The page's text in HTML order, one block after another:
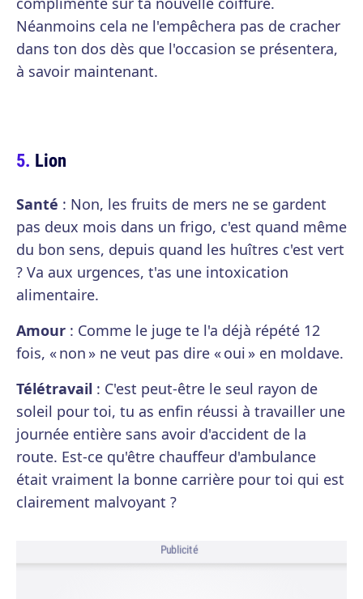
Néanmoins cela ne l'empêchera pas de cracher
dans ton dos dès que l'occasion se présentera,
à savoir maintenant.
Lion
Santé : Non, les fruits de mers ne se gardent
pas deux mois dans un frigo, c'est quand même
du bon sens, depuis quand les huîtres c'est vert
? Va aux urgences, t'as une intoxication
alimentaire.
Amour : Comme le juge te l'a déjà répété 12
fois, « non » ne veut pas dire « oui » en moldave.
Télétravail : C'est peut-être le seul rayon de
soleil pour toi, tu as enfin réussi à travailler une
journée entière sans avoir d'accident de la
route. Est-ce qu'être chauffeur d'ambulance
était vraiment la bonne carrière pour toi qui est
clairement malvoyant ?
Publicité